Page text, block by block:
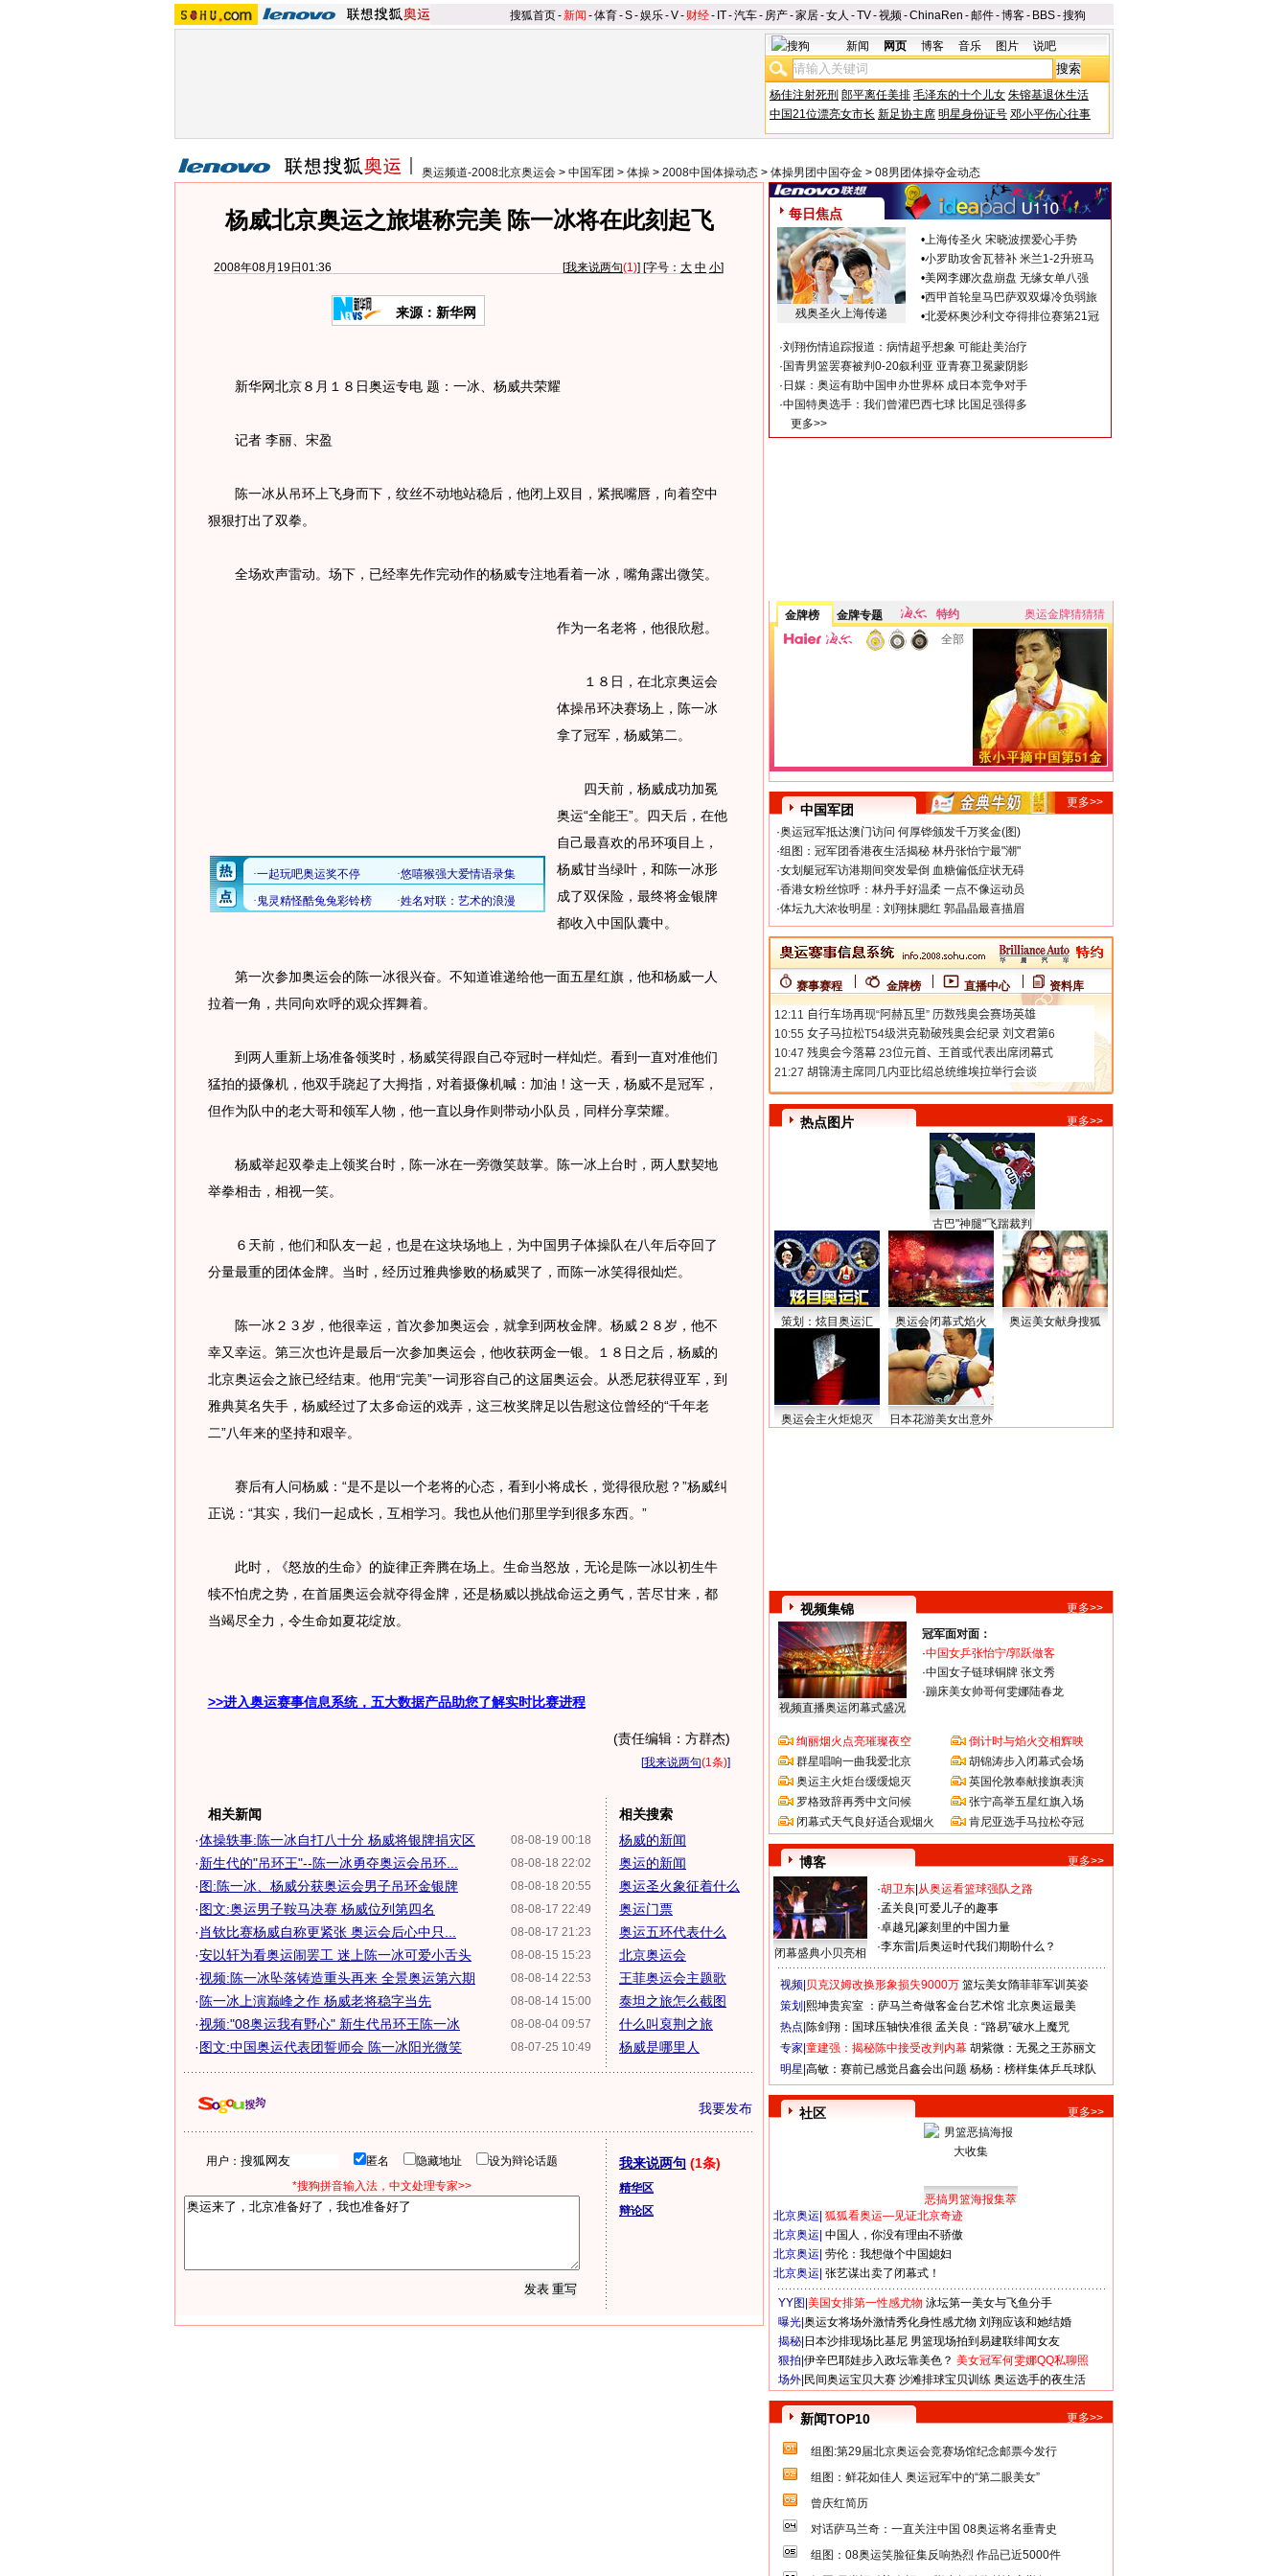
搜狐首页-新闻 -体育-S-娱乐-V- 财经- IT-汽车- 房产-家居-女人 -TV-视频-ChinaRen -邮件-博客- BBS-搜狗
新闻 网页 博客 音乐 图片 说吧
杨佳注射死刑 郎平离任美排 毛泽东的十个儿女 朱镕基退休生活
中国21位漂亮女市长 新足协主席 明星身份证号 邓小平伤心往事
奥运频道-2008北京奥运会 > 中国军团 > 体操 > 2008中国体操动态 > 体操男团中国夺金 > 08男团体操夺金动态
杨威北京奥运之旅堪称完美 陈一冰将在此刻起飞
2008年08月19日01:36 [我来说两句(1)] [字号： 大 中 小]
来源：新华网
新华网北京８月１８日奥运专电 题：一冰、杨威共荣耀
记者 李丽、宋盈
陈一冰从吊环上飞身而下，纹丝不动地站稳后，他闭上双目，紧抿嘴唇，向着空中
狠狠打出了双拳。
全场欢声雷动。场下，已经率先作完动作的杨威专注地看着一冰，嘴角露出微笑。
作为一名老将，他很欣慰。
１８日，在北京奥运会
体操吊环决赛场上，陈一冰
拿了冠军，杨威第二。
四天前，杨威成功加冕
奥运“全能王”。四天后，在他
自己最喜欢的吊环项目上，
杨威甘当绿叶，和陈一冰形
成了双保险，最终将金银牌
都收入中国队囊中。
第一次参加奥运会的陈一冰很兴奋。不知道谁递给他一面五星红旗，他和杨威一人
拉着一角，共同向欢呼的观众挥舞着。
到两人重新上场准备领奖时，杨威笑得跟自己夺冠时一样灿烂。看到一直对准他们
猛拍的摄像机，他双手跷起了大拇指，对着摄像机喊：加油！这一天，杨威不是冠军，
但作为队中的老大哥和领军人物，他一直以身作则带动小队员，同样分享荣耀。
杨威举起双拳走上领奖台时，陈一冰在一旁微笑鼓掌。陈一冰上台时，两人默契地
举拳相击，相视一笑。
６天前，他们和队友一起，也是在这块场地上，为中国男子体操队在八年后夺回了
分量最重的团体金牌。当时，经历过雅典惨败的杨威哭了，而陈一冰笑得很灿烂。
陈一冰２３岁，他很幸运，首次参加奥运会，就拿到两枚金牌。杨威２８岁，他不
幸又幸运。第三次也许是最后一次参加奥运会，他收获两金一银。１８日之后，杨威的
北京奥运会之旅已经结束。他用“完美”一词形容自己的这届奥运会。从悉尼获得亚军，到
雅典莫名失手，杨威经过了太多命运的戏弄，这三枚奖牌足以告慰这位曾经的“千年老
二”八年来的坚持和艰辛。
赛后有人问杨威：“是不是以一个老将的心态，看到小将成长，觉得很欣慰？”杨威纠
正说：“其实，我们一起成长，互相学习。我也从他们那里学到很多东西。”
此时，《怒放的生命》的旋律正奔腾在场上。生命当怒放，无论是陈一冰以初生牛
犊不怕虎之势，在首届奥运会就夺得金牌，还是杨威以挑战命运之勇气，苦尽甘来，都
当竭尽全力，令生命如夏花绽放。
>>进入奥运赛事信息系统，五大数据产品助您了解实时比赛进程
(责任编辑：方群杰)
[我来说两句(1条)]
相关新闻
08-08-19 00:18
·体操轶事:陈一冰自打八十分 杨威将银牌捐灾区
08-08-18 22:02
·新生代的"吊环王"--陈一冰勇夺奥运会吊环...
08-08-18 20:55
·图:陈一冰、杨威分获奥运会男子吊环金银牌
08-08-17 22:49
·图文:奥运男子鞍马决赛 杨威位列第四名
08-08-17 21:23
·肖钦比赛杨威自称更紧张 奥运会后心中只...
08-08-15 15:23
·安以轩为看奥运闹罢工 迷上陈一冰可爱小舌头
08-08-14 22:53
·视频:陈一冰坠落铸造重头再来 全景奥运第六期
08-08-14 15:00
· 陈一冰上演巅峰之作 杨威老将稳字当先
08-08-04 09:57
·视频:"08奥运我有野心" 新生代吊环王陈一冰
08-07-25 10:49
·图文:中国奥运代表团誓师会 陈一冰阳光微笑
相关搜索
杨威的新闻
奥运的新闻
奥运圣火象征着什么
奥运门票
奥运五环代表什么
北京奥运会
王菲奥运会主题歌
泰坦之旅怎么截图
什么叫裒荆之旅
杨威是哪里人
我要发布
用户： 匿名 隐藏地址
设为辩论话题
*搜狗拼音输入法，中文处理专家>>
我来说两句 (1条)
精华区
辩论区
每日焦点
残奥圣火上海传递
•上海传圣火 宋晓波摆爱心手势
•小罗助攻舍瓦替补 米兰1-2升班马
•美网李娜次盘崩盘 无缘女单八强
•西甲首轮皇马巴萨双双爆冷负弱旅
•北爱杯奥沙利文夺得排位赛第21冠
·刘翔伤情追踪报道：病情超乎想象 可能赴美治疗
· 国青男篮罢赛被判0-20叙利亚 亚青赛卫冕蒙阴影
· 日媒：奥运有助中国申办世界杯 成日本竞争对手
·中国特奥选手：我们曾灌巴西七球 比国足强得多
更多>>
金牌榜 金牌专题 特约
奥运金牌猜猜猜
全部
中国军团
更多>>
·奥运冠军抵达澳门访问 何厚铧颁发千万奖金(图)
·组图：冠军团香港夜生活揭秘 林丹张怡宁最"潮"
·女划艇冠军访港期间突发晕倒 血糖偏低症状无碍
·香港女粉丝惊呼：林丹手好温柔 一点不像运动员
·体坛九大浓妆明星：刘翔抹腮红 郭晶晶最喜描眉
赛事赛程 金牌榜 直播中心 资料库
热点图片 更多>>
古巴"神腿"飞踹裁判
策划：炫目奥运汇 奥运会闭幕式焰火 奥运美女献身搜狐
奥运会主火炬熄灭 日本花游美女出意外
视频集锦 更多>>
视频直播奥运闭幕式盛况
冠军面对面：
·中国女乒张怡宁/郭跃做客
·中国女子链球铜牌 张文秀
·蹦床美女帅哥何雯娜陆春龙
绚丽烟火点亮璀璨夜空
群星唱响一曲我爱北京
奥运主火炬台缓缓熄灭
罗格致辞再秀中文问候
闭幕式天气良好适合观烟火
倒计时与焰火交相辉映
胡锦涛步入闭幕式会场
英国伦敦奉献接旗表演
张宁高举五星红旗入场
肯尼亚选手马拉松夺冠
博客 更多>>
闭幕盛典小贝亮相
·胡卫东 从奥运看篮球强队之路
·孟关良 可爱儿子的趣事
·卓越兄 篆刻里的中国力量
·李东雷 后奥运时代我们期盼什么？
视频| 贝克汉姆改换形象损失9000万 篮坛美女隋菲菲军训英姿
策划| 熙坤贵宾室 ：萨马兰奇做客金台艺术馆 北京奥运最美
热点| 陈剑翔：国球压轴快准很 孟关良：“路易”破水上魔咒
专家| 童建强：揭秘陈中接受改判内幕 胡紫微：无冕之王苏丽文
明星| 高敏：赛前已感觉吕鑫会出问题 杨杨：榜样集体乒乓球队
社区 更多>>
恶搞男篮海报集萃
北京奥运 狐狐看奥运—见证北京奇迹
北京奥运 中国人，你没有理由不骄傲
北京奥运 劳伦：我想做个中国媳妇
北京奥运 张艺谋出卖了闭幕式！
YY图| 美国女排第一性感尤物 泳坛第一美女与飞鱼分手
曝光| 奥运女将场外激情秀化身性感尤物 刘翔应该和她结婚
揭秘| 日本沙排现场比基尼 男篮现场拍到易建联绯闻女友
狠拍| 伊辛巴耶娃步入政坛靠美色？ 美女冠军何雯娜QQ私聊照
场外| 民间奥运宝贝大赛 沙滩排球宝贝训练 奥运选手的夜生活
新闻TOP10 更多>>
组图:第29届北京奥运会竞赛场馆纪念邮票今发行
组图：鲜花如佳人 奥运冠军中的“第二眼美女”
曾庆红简历
对话萨马兰奇：一直关注中国 08奥运将名垂青史
组图：08奥运笑脸征集反响热烈 作品已近5000件